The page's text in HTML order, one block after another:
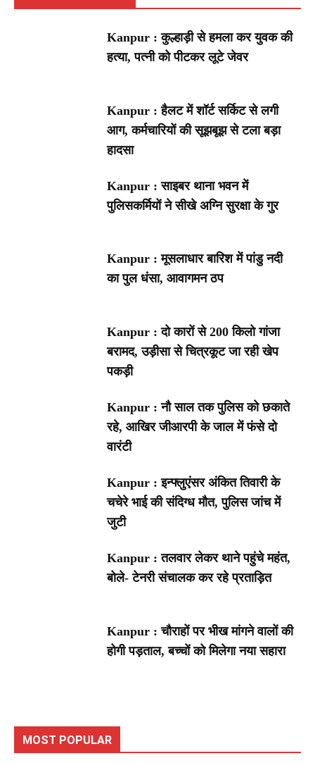
Kanpur : कुल्हाड़ी से हमला कर युवक की
हत्या, पत्नी को पीटकर लूटे जेवर
Kanpur : हैलट में शॉर्ट सर्किट से लगी
आग, कर्मचारियों की सूझबूझ से टला बड़ा
हादसा
Kanpur : साइबर थाना भवन में
पुलिसकर्मियों ने सीखे अग्नि सुरक्षा के गुर
Kanpur : मूसलाधार बारिश में पांडु नदी
का पुल धंसा, आवागमन ठप
Kanpur : दो कारों से 200 किलो गांजा
बरामद, उड़ीसा से चित्रकूट जा रही खेप
पकड़ी
Kanpur : नौ साल तक पुलिस को छकाते
रहे, आखिर जीआरपी के जाल में फंसे दो
वारंटी
Kanpur : इन्फ्लुएंसर अंकित तिवारी के
चचेरे भाई की संदिग्ध मौत, पुलिस जांच में
जुटी
Kanpur : तलवार लेकर थाने पहुंचे महंत,
बोले- टेनरी संचालक कर रहे प्रताड़ित
Kanpur : चौराहों पर भीख मांगने वालों की
होगी पड़ताल, बच्चों को मिलेगा नया सहारा
MOST POPULAR